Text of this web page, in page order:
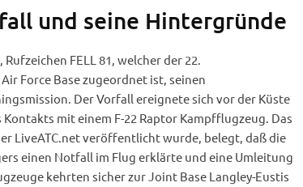
und seine Hintergründe
FELL 81, welcher der 22.
Force Base zugeordnet ist, seinen
Der Vorfall ereignete sich vor der Küste
mit einem F-22 Raptor Kampfflugzeug. Das
LiveATC.net veröffentlicht wurde, belegt, daß die
einen Notfall im Flug erklärte und eine Umleitung
kehrten sicher zur Joint Base Langley-Eustis